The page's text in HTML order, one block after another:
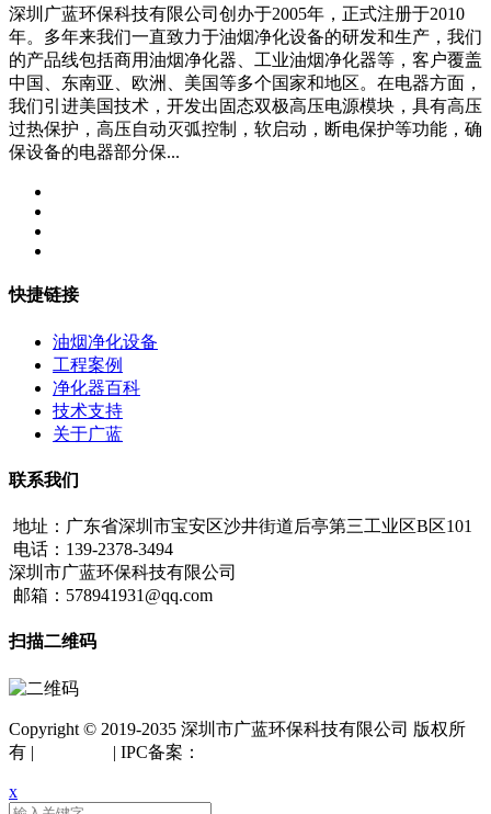
深圳广蓝环保科技有限公司创办于2005年，正式注册于2010
年。多年来我们一直致力于油烟净化设备的研发和生产，我们
的产品线包括商用油烟净化器、工业油烟净化器等，客户覆盖
中国、东南亚、欧洲、美国等多个国家和地区。在电器方面，
我们引进美国技术，开发出固态双极高压电源模块，具有高压
过热保护，高压自动灭弧控制，软启动，断电保护等功能，确
保设备的电器部分保...
快捷链接
油烟净化设备
工程案例
净化器百科
技术支持
关于广蓝
联系我们
地址：广东省深圳市宝安区沙井街道后亭第三工业区B区101
电话：139-2378-3494
深圳市广蓝环保科技有限公司
邮箱：578941931@qq.com
扫描二维码
Copyright © 2019-2035 深圳市广蓝环保科技有限公司 版权所
有 |
| IPC备案：
x